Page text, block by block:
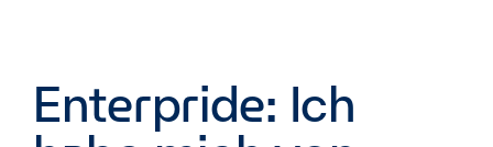
Enterpride: Ich